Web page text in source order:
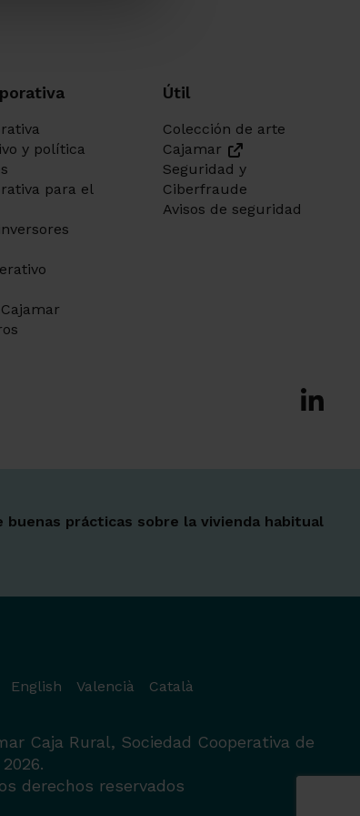
y política
para el
Útil
Colección de arte
Cajamar
Seguridad y
Ciberfraude
Avisos de seguridad
Ir a
Ir a X-
Ir a
Ir aIr a
Ir a
Ir a
buenas prácticas sobre la vivienda habitual
English Valencià Català
Caja Rural, Sociedad Cooperativa de
derechos reservados